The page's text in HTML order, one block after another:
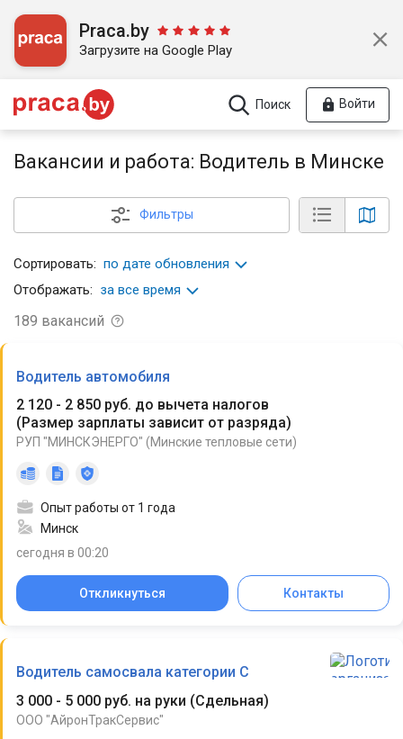
Praca.by
Загрузите на Google Play
Поиск Войти
Вакансии и работа: Водитель в Минске
Фильтры
Сортировать: по дате обновления
Отображать: за все время
189 вакансий
Водитель автомобиля
2 120 - 2 850 руб. до вычета налогов
( Размер зарплаты зависит от разряда)
РУП "МИНСКЭНЕРГО" (Минские тепловые сети)
Опыт работы от 1 года
Минск
сегодня в 00:20
Откликнуться Контакты
Водитель самосвала категории С
3 000 - 5 000 руб. на руки (Сдельная)
ООО "АйронТракСервис"